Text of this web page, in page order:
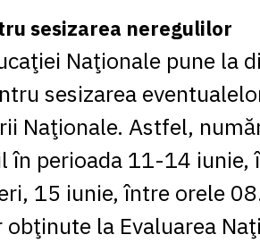
sesizarea neregulilor
Naţionale pune la
sesizarea
Naţionale. Astfel,
în perioada 11-14
15 iunie, între orele
la Evaluarea